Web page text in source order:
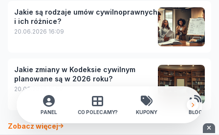
Jakie są rodzaje umów cywilnoprawnych
i ich różnice?
20.06.2026 16:09
Jakie zmiany w Kodeksie cywilnym
planowane są w 2026 roku?
20.06.2026 15:59
Zobacz więcej
PANEL CO POLECAMY? KUPONY BLOG